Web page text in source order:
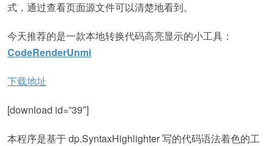
式，通过查看页面源文件可以清楚地看到。
今天推荐的是一款本地转换代码高亮显示的小工具：
CodeRenderUnmi
下载地址
[download id=”39″]
本程序是基于 dp.SyntaxHighlighter 写的代码语法着色的工